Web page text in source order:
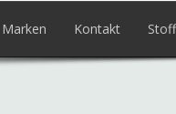
Marken Kontakt